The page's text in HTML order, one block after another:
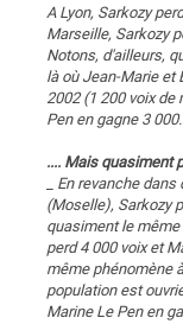
A Lyon, Sarkozy
Marseille, Sarkozy
Notons, d'ailleurs,
là où Jean-Marie et
2002 (1 200 voix de
Pen en gagne 3 000.
.... Mais quasiment
_ En revanche
(Moselle), Sarkozy
quasiment le même
perd 4 000 voix et
même phénomène
population est
Marine Le Pen en